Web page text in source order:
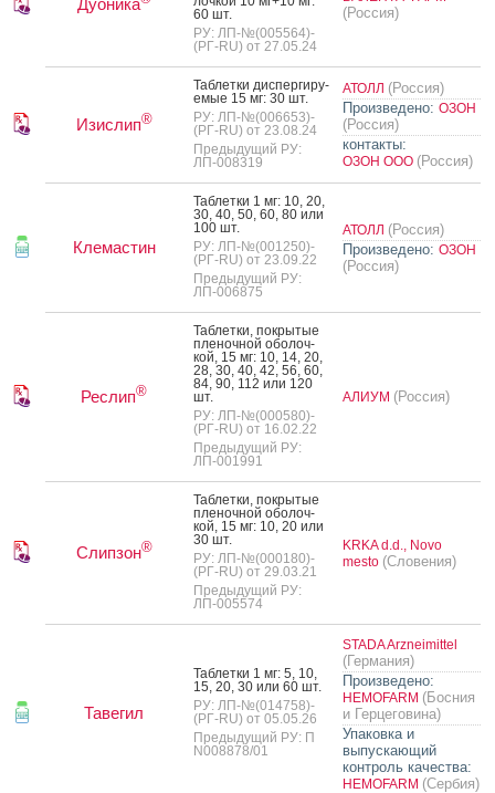
Дуоника
60 шт.
РУ: ЛП-№(005564)-
(РГ-RU) от 27.05.24
(Россия)
Изислип®
Таб­летки дис­перги­ру­
емые 15 мг: 30 шт.
РУ: ЛП-№(006653)-
(РГ-RU) от 23.08.24
Предыдущий РУ:
ЛП-008319
АТОЛЛ (Россия)
Произведено: ОЗОН
(Россия)
контакты:
ОЗОН ООО (Россия)
Клемастин
Таб­летки 1 мг: 10, 20,
30, 40, 50, 60, 80 или
100 шт.
РУ: ЛП-№(001250)-
(РГ-RU) от 23.09.22
Предыдущий РУ:
ЛП-006875
АТОЛЛ (Россия)
Произведено: ОЗОН
(Россия)
Реслип®
Таб­летки, пок­ры­тые
пле­ноч­ной обо­лоч­
кой, 15 мг: 10, 14, 20,
28, 30, 40, 42, 56, 60,
84, 90, 112 или 120
шт.
РУ: ЛП-№(000580)-
(РГ-RU) от 16.02.22
Предыдущий РУ:
ЛП-001991
АЛИУМ (Россия)
Слипзон®
Таб­летки, пок­ры­тые
пле­ноч­ной обо­лоч­
кой, 15 мг: 10, 20 или
30 шт.
РУ: ЛП-№(000180)-
(РГ-RU) от 29.03.21
Предыдущий РУ:
ЛП-005574
KRKA d.d., Novo
mesto (Словения)
Тавегил
Таб­летки 1 мг: 5, 10,
15, 20, 30 или 60 шт.
РУ: ЛП-№(014758)-
(РГ-RU) от 05.05.26
Предыдущий РУ: П
N008878/01
STADA Arzneimittel
(Германия)
Произведено:
HEMOFARM (Босния
и Герцеговина)
Упаковка и
выпускающий
контроль качества:
HEMOFARM (Сербия)